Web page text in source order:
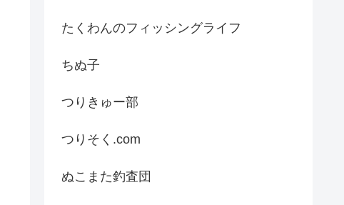
たくわんのフィッシングライフ
ちぬ子
つりきゅー部
つりそく.com
ぬこまた釣査団